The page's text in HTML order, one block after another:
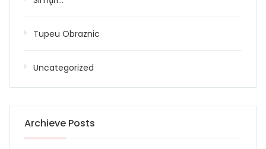
Tupeu Obraznic
Uncategorized
Archieve Posts